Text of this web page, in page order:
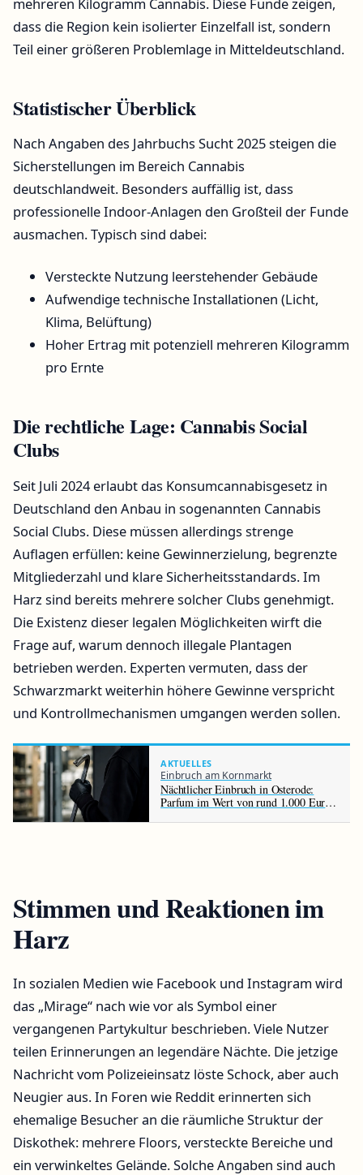
dass die Region kein isolierter Einzelfall ist, sondern
Teil einer größeren Problemlage in Mitteldeutschland.
Statistischer Überblick
Nach Angaben des Jahrbuchs Sucht 2025 steigen die
Sicherstellungen im Bereich Cannabis
deutschlandweit. Besonders auffällig ist, dass
professionelle Indoor-Anlagen den Großteil der Funde
ausmachen. Typisch sind dabei:
Versteckte Nutzung leerstehender Gebäude
Aufwendige technische Installationen (Licht,
Klima, Belüftung)
Hoher Ertrag mit potenziell mehreren Kilogramm
pro Ernte
Die rechtliche Lage: Cannabis Social
Clubs
Seit Juli 2024 erlaubt das Konsumcannabisgesetz in
Deutschland den Anbau in sogenannten Cannabis
Social Clubs. Diese müssen allerdings strenge
Auflagen erfüllen: keine Gewinnerzielung, begrenzte
Mitgliederzahl und klare Sicherheitsstandards. Im
Harz sind bereits mehrere solcher Clubs genehmigt.
Die Existenz dieser legalen Möglichkeiten wirft die
Frage auf, warum dennoch illegale Plantagen
betrieben werden. Experten vermuten, dass der
Schwarzmarkt weiterhin höhere Gewinne verspricht
und Kontrollmechanismen umgangen werden sollen.
AKTUELLES
Einbruch am Kornmarkt
Nächtlicher Einbruch in Osterode:
Parfum im Wert von rund 1.000 Euro
Stimmen und Reaktionen im
Harz
In sozialen Medien wie Facebook und Instagram wird
das „Mirage“ nach wie vor als Symbol einer
vergangenen Partykultur beschrieben. Viele Nutzer
teilen Erinnerungen an legendäre Nächte. Die jetzige
Nachricht vom Polizeieinsatz löste Schock, aber auch
Neugier aus. In Foren wie Reddit erinnerten sich
ehemalige Besucher an die räumliche Struktur der
Diskothek: mehrere Floors, versteckte Bereiche und
ein verwinkeltes Gelände. Solche Angaben sind auch